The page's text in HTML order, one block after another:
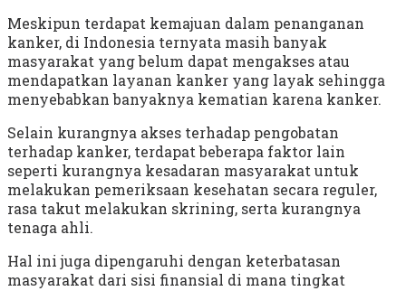
Meskipun terdapat kemajuan dalam penanganan
kanker, di Indonesia ternyata masih banyak
masyarakat yang belum dapat mengakses atau
mendapatkan layanan kanker yang layak sehingga
menyebabkan banyaknya kematian karena kanker.
Selain kurangnya akses terhadap pengobatan
terhadap kanker, terdapat beberapa faktor lain
seperti kurangnya kesadaran masyarakat untuk
melakukan pemeriksaan kesehatan secara reguler,
rasa takut melakukan skrining, serta kurangnya
tenaga ahli.
Hal ini juga dipengaruhi dengan keterbatasan
masyarakat dari sisi finansial di mana tingkat